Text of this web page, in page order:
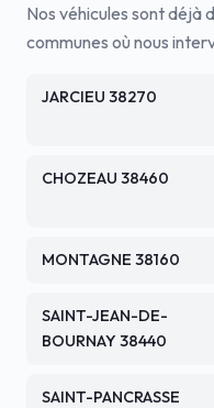
Nos véhicules sont déjà
communes où nous
JARCIEU 38270
CHOZEAU 38460
MONTAGNE 38160
SAINT-JEAN-DE-
BOURNAY 38440
SAINT-PANCRASSE